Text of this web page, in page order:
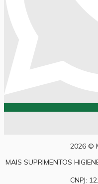
2026 ©
MAIS SUPRIMENTOS
CNPJ: